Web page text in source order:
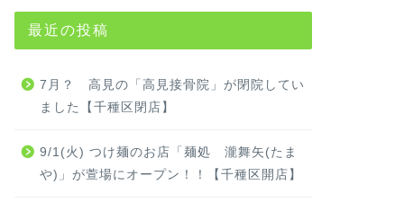
最近の投稿
7月？ 高見の「高見接骨院」が閉院してい
ました【千種区閉店】
9/1(火) つけ麺のお店「麺処 瀧舞矢(たま
や)」が萱場にオープン！！【千種区開店】